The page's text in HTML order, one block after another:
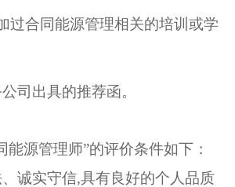
过合同能源管理相关的培训或学
司出具的推荐函。
能源管理师”的评价条件如下 ：
、 诚实守信,具有良好的个人品质